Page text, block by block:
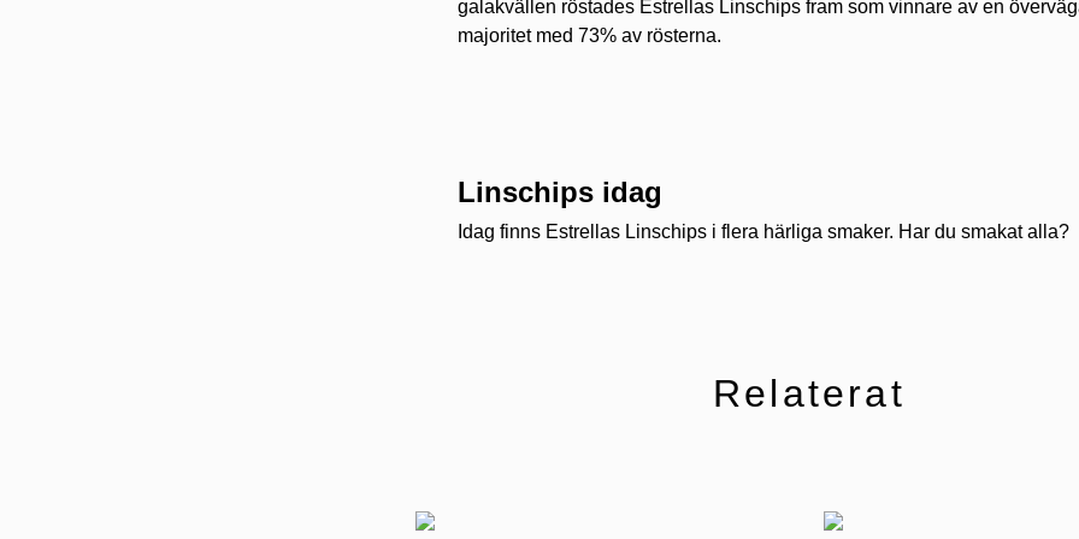
galakvällen röstades Estrellas Linschips fram som vinnare av en
majoritet med 73% av rösterna.
Linschips idag
Idag finns Estrellas Linschips i flera härliga smaker. Har du smakat alla?
Relaterat